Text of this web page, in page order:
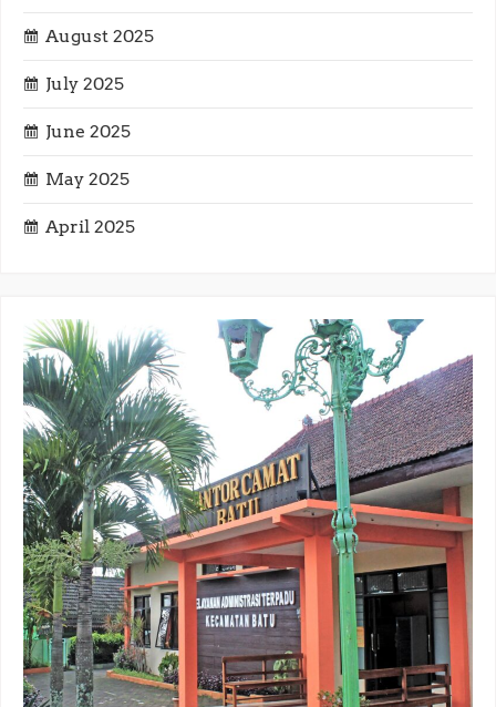
August 2025
July 2025
June 2025
May 2025
April 2025